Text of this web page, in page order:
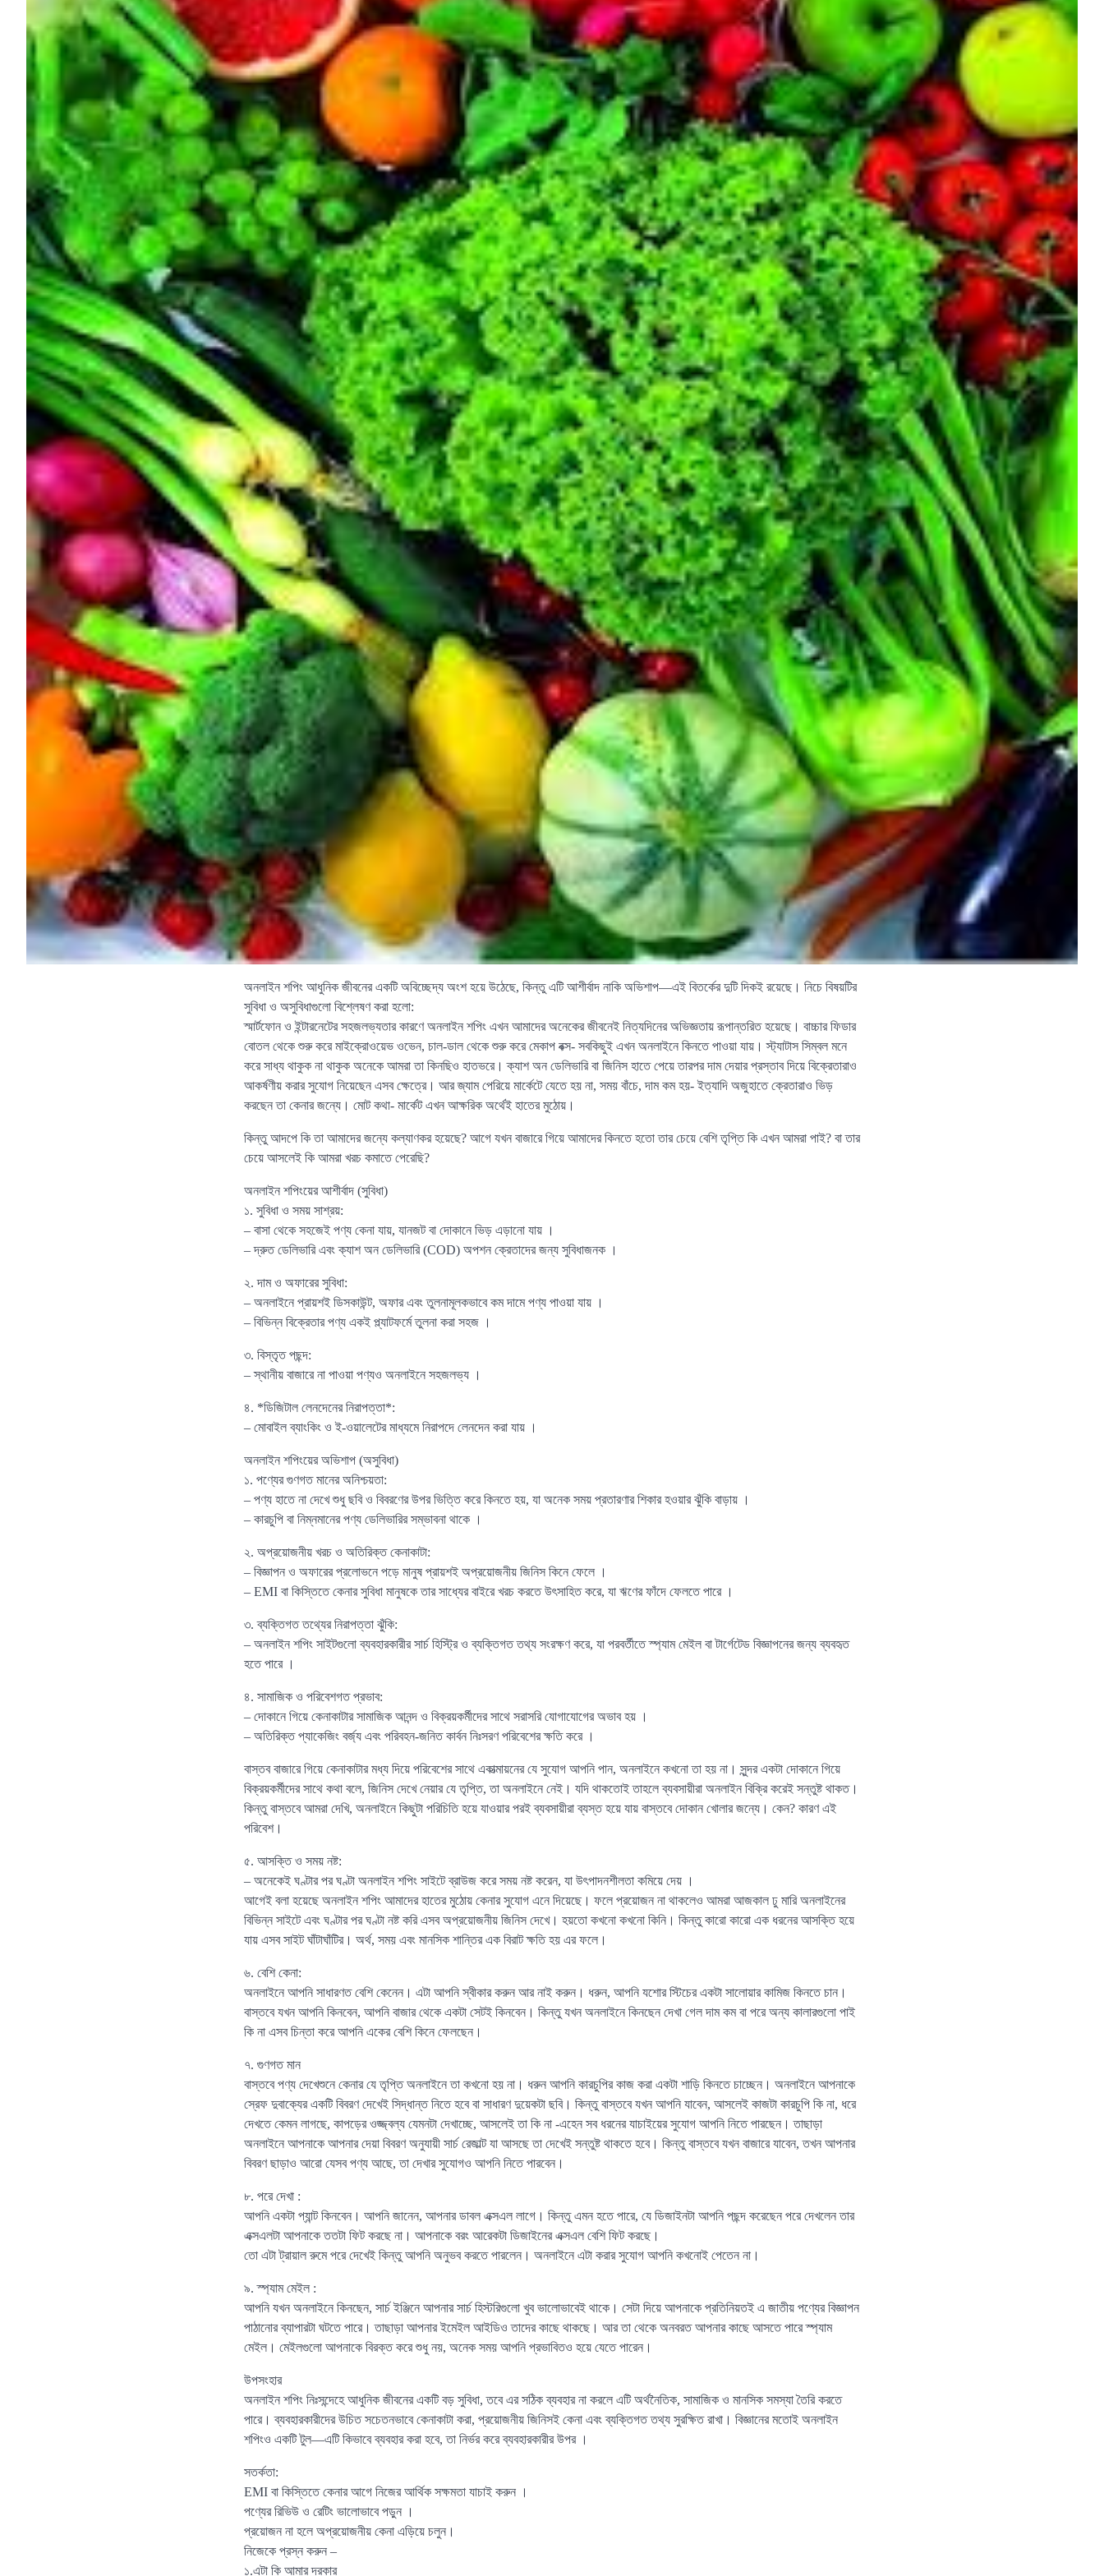
অনলাইন শপিং আধুনিক জীবনের একটি অবিচ্ছেদ্য অংশ হয়ে উঠেছে, কিন্তু এটি আশীর্বাদ নাকি অভিশাপ—এই বিতর্কের দুটি দিকই রয়েছে। নিচে বিষয়টির
সুবিধা ও অসুবিধাগুলো বিশ্লেষণ করা হলো:
স্মার্টফোন ও ইন্টারনেটের সহজলভ্যতার কারণে অনলাইন শপিং এখন আমাদের অনেকের জীবনেই নিত্যদিনের অভিজ্ঞতায় রূপান্তরিত হয়েছে। বাচ্চার ফিডার
বোতল থেকে শুরু করে মাইক্রোওয়েভ ওভেন, চাল-ডাল থেকে শুরু করে মেকাপ বক্স- সবকিছুই এখন অনলাইনে কিনতে পাওয়া যায়। স্ট্যাটাস সিম্বল মনে
করে সাধ্য থাকুক না থাকুক অনেকে আমরা তা কিনছিও হাতভরে। ক্যাশ অন ডেলিভারি বা জিনিস হাতে পেয়ে তারপর দাম দেয়ার প্রস্তাব দিয়ে বিক্রেতারাও
আকর্ষণীয় করার সুযোগ নিয়েছেন এসব ক্ষেত্রে। আর জ্যাম পেরিয়ে মার্কেটে যেতে হয় না, সময় বাঁচে, দাম কম হয়- ইত্যাদি অজুহাতে ক্রেতারাও ভিড়
করছেন তা কেনার জন্যে। মোট কথা- মার্কেট এখন আক্ষরিক অর্থেই হাতের মুঠোয়।
কিন্তু আদপে কি তা আমাদের জন্যে কল্যাণকর হয়েছে? আগে যখন বাজারে গিয়ে আমাদের কিনতে হতো তার চেয়ে বেশি তৃপ্তি কি এখন আমরা পাই? বা তার
চেয়ে আসলেই কি আমরা খরচ কমাতে পেরেছি?
অনলাইন শপিংয়ের আশীর্বাদ (সুবিধা)
১. সুবিধা ও সময় সাশ্রয়:
– বাসা থেকে সহজেই পণ্য কেনা যায়, যানজট বা দোকানে ভিড় এড়ানো যায় ।
– দ্রুত ডেলিভারি এবং ক্যাশ অন ডেলিভারি (COD) অপশন ক্রেতাদের জন্য সুবিধাজনক ।
২. দাম ও অফারের সুবিধা:
– অনলাইনে প্রায়শই ডিসকাউন্ট, অফার এবং তুলনামূলকভাবে কম দামে পণ্য পাওয়া যায় ।
– বিভিন্ন বিক্রেতার পণ্য একই প্ল্যাটফর্মে তুলনা করা সহজ ।
৩. বিস্তৃত পছন্দ:
– স্থানীয় বাজারে না পাওয়া পণ্যও অনলাইনে সহজলভ্য ।
৪. *ডিজিটাল লেনদেনের নিরাপত্তা*:
– মোবাইল ব্যাংকিং ও ই-ওয়ালেটের মাধ্যমে নিরাপদে লেনদেন করা যায় ।
অনলাইন শপিংয়ের অভিশাপ (অসুবিধা)
১. পণ্যের গুণগত মানের অনিশ্চয়তা:
– পণ্য হাতে না দেখে শুধু ছবি ও বিবরণের উপর ভিত্তি করে কিনতে হয়, যা অনেক সময় প্রতারণার শিকার হওয়ার ঝুঁকি বাড়ায় ।
– কারচুপি বা নিম্নমানের পণ্য ডেলিভারির সম্ভাবনা থাকে ।
২. অপ্রয়োজনীয় খরচ ও অতিরিক্ত কেনাকাটা:
– বিজ্ঞাপন ও অফারের প্রলোভনে পড়ে মানুষ প্রায়শই অপ্রয়োজনীয় জিনিস কিনে ফেলে ।
– EMI বা কিস্তিতে কেনার সুবিধা মানুষকে তার সাধ্যের বাইরে খরচ করতে উৎসাহিত করে, যা ঋণের ফাঁদে ফেলতে পারে ।
৩. ব্যক্তিগত তথ্যের নিরাপত্তা ঝুঁকি:
– অনলাইন শপিং সাইটগুলো ব্যবহারকারীর সার্চ হিস্ট্রি ও ব্যক্তিগত তথ্য সংরক্ষণ করে, যা পরবর্তীতে স্প্যাম মেইল বা টার্গেটেড বিজ্ঞাপনের জন্য ব্যবহৃত
হতে পারে ।
৪. সামাজিক ও পরিবেশগত প্রভাব:
– দোকানে গিয়ে কেনাকাটার সামাজিক আনন্দ ও বিক্রয়কর্মীদের সাথে সরাসরি যোগাযোগের অভাব হয় ।
– অতিরিক্ত প্যাকেজিং বর্জ্য এবং পরিবহন-জনিত কার্বন নিঃসরণ পরিবেশের ক্ষতি করে ।
বাস্তব বাজারে গিয়ে কেনাকাটার মধ্য দিয়ে পরিবেশের সাথে একাত্মায়নের যে সুযোগ আপনি পান, অনলাইনে কখনো তা হয় না। সুন্দর একটা দোকানে গিয়ে
বিক্রয়কর্মীদের সাথে কথা বলে, জিনিস দেখে নেয়ার যে তৃপ্তি, তা অনলাইনে নেই। যদি থাকতোই তাহলে ব্যবসায়ীরা অনলাইন বিক্রি করেই সন্তুষ্ট থাকত।
কিন্তু বাস্তবে আমরা দেখি, অনলাইনে কিছুটা পরিচিতি হয়ে যাওয়ার পরই ব্যবসায়ীরা ব্যস্ত হয়ে যায় বাস্তবে দোকান খোলার জন্যে। কেন? কারণ এই
পরিবেশ।
৫. আসক্তি ও সময় নষ্ট:
– অনেকেই ঘণ্টার পর ঘণ্টা অনলাইন শপিং সাইটে ব্রাউজ করে সময় নষ্ট করেন, যা উৎপাদনশীলতা কমিয়ে দেয় ।
আগেই বলা হয়েছে অনলাইন শপিং আমাদের হাতের মুঠোয় কেনার সুযোগ এনে দিয়েছে। ফলে প্রয়োজন না থাকলেও আমরা আজকাল ঢু মারি অনলাইনের
বিভিন্ন সাইটে এবং ঘণ্টার পর ঘণ্টা নষ্ট করি এসব অপ্রয়োজনীয় জিনিস দেখে। হয়তো কখনো কখনো কিনি। কিন্তু কারো কারো এক ধরনের আসক্তি হয়ে
যায় এসব সাইট ঘাঁটাঘাঁটির। অর্থ, সময় এবং মানসিক শান্তির এক বিরাট ক্ষতি হয় এর ফলে।
৬. বেশি কেনা:
অনলাইনে আপনি সাধারণত বেশি কেনেন। এটা আপনি স্বীকার করুন আর নাই করুন। ধরুন, আপনি যশোর স্টিচের একটা সালোয়ার কামিজ কিনতে চান।
বাস্তবে যখন আপনি কিনবেন, আপনি বাজার থেকে একটা সেটই কিনবেন। কিন্তু যখন অনলাইনে কিনছেন দেখা গেল দাম কম বা পরে অন্য কালারগুলো পাই
কি না এসব চিন্তা করে আপনি একের বেশি কিনে ফেলছেন।
৭. গুণগত মান
বাস্তবে পণ্য দেখেশুনে কেনার যে তৃপ্তি অনলাইনে তা কখনো হয় না। ধরুন আপনি কারচুপির কাজ করা একটা শাড়ি কিনতে চাচ্ছেন। অনলাইনে আপনাকে
স্রেফ দুবাক্যের একটি বিবরণ দেখেই সিদ্ধান্ত নিতে হবে বা সাধারণ দুয়েকটা ছবি। কিন্তু বাস্তবে যখন আপনি যাবেন, আসলেই কাজটা কারচুপি কি না, ধরে
দেখতে কেমন লাগছে, কাপড়ের ওজ্জ্বল্য যেমনটা দেখাচ্ছে, আসলেই তা কি না -এহেন সব ধরনের যাচাইয়ের সুযোগ আপনি নিতে পারছেন। তাছাড়া
অনলাইনে আপনাকে আপনার দেয়া বিবরণ অনুযায়ী সার্চ রেজাল্ট যা আসছে তা দেখেই সন্তুষ্ট থাকতে হবে। কিন্তু বাস্তবে যখন বাজারে যাবেন, তখন আপনার
বিবরণ ছাড়াও আরো যেসব পণ্য আছে, তা দেখার সুযোগও আপনি নিতে পারবেন।
৮. পরে দেখা :
আপনি একটা প্যান্ট কিনবেন। আপনি জানেন, আপনার ডাবল এক্সএল লাগে। কিন্তু এমন হতে পারে, যে ডিজাইনটা আপনি পছন্দ করেছেন পরে দেখলেন তার
এক্সএলটা আপনাকে ততটা ফিট করছে না। আপনাকে বরং আরেকটা ডিজাইনের এক্সএল বেশি ফিট করছে।
তো এটা ট্রায়াল রুমে পরে দেখেই কিন্তু আপনি অনুভব করতে পারলেন। অনলাইনে এটা করার সুযোগ আপনি কখনোই পেতেন না।
৯. স্প্যাম মেইল :
আপনি যখন অনলাইনে কিনছেন, সার্চ ইঞ্জিনে আপনার সার্চ হিস্টরিগুলো খুব ভালোভাবেই থাকে। সেটা দিয়ে আপনাকে প্রতিনিয়তই এ জাতীয় পণ্যের বিজ্ঞাপন
পাঠানোর ব্যাপারটা ঘটতে পারে। তাছাড়া আপনার ইমেইল আইডিও তাদের কাছে থাকছে। আর তা থেকে অনবরত আপনার কাছে আসতে পারে স্প্যাম
মেইল। মেইলগুলো আপনাকে বিরক্ত করে শুধু নয়, অনেক সময় আপনি প্রভাবিতও হয়ে যেতে পারেন।
উপসংহার
অনলাইন শপিং নিঃসন্দেহে আধুনিক জীবনের একটি বড় সুবিধা, তবে এর সঠিক ব্যবহার না করলে এটি অর্থনৈতিক, সামাজিক ও মানসিক সমস্যা তৈরি করতে
পারে। ব্যবহারকারীদের উচিত সচেতনভাবে কেনাকাটা করা, প্রয়োজনীয় জিনিসই কেনা এবং ব্যক্তিগত তথ্য সুরক্ষিত রাখা। বিজ্ঞানের মতোই অনলাইন
শপিংও একটি টুল—এটি কিভাবে ব্যবহার করা হবে, তা নির্ভর করে ব্যবহারকারীর উপর ।
সতর্কতা:
EMI বা কিস্তিতে কেনার আগে নিজের আর্থিক সক্ষমতা যাচাই করুন ।
পণ্যের রিভিউ ও রেটিং ভালোভাবে পড়ুন ।
প্রয়োজন না হলে অপ্রয়োজনীয় কেনা এড়িয়ে চলুন।
নিজেকে প্রস্ন করুন –
১.এটা কি আমার দরকার